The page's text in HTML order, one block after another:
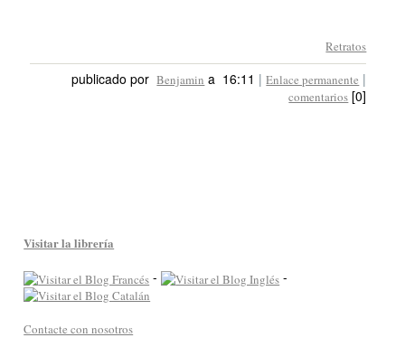
Retratos
publicado por Benjamin a 16:11 |Enlace permanente |
comentarios [0]
Visitar la librería
- -
Contacte con nosotros